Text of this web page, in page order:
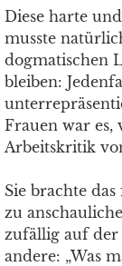
Diese harte
musste
dogmatischen
bleiben:
Frauen war es,
Arbeitskritik
Sie brachte
zu
zufällig auf der
andere: „Was